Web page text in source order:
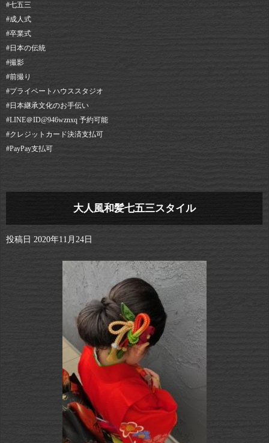
#七五三
#成人式
#卒業式
#日本の伝統
#撮影
#前撮り
#プライベートハウススタジオ
#日本継承文化のお手伝い
#LINE＠ID@946wznxq 予約可能⠀
#クレジットカード決済支払可⠀
#PayPay支払可
大人風和髪七五三スタイル
投稿日 2020年11月24日